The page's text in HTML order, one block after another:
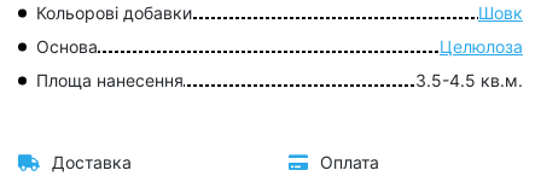
Кольорові добавки
Шовк
Основа
Целюлоза
Площа нанесення
3.5-4.5 кв.м.
Доставка Оплата